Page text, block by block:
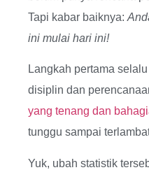
Tapi kabar baiknya:
ini mulai hari ini!
Langkah pertama
disiplin dan
yang tenang dan
tunggu sampai
Yuk, ubah statistik